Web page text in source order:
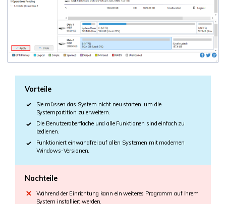
Vorteile
Sie müssen das System nicht neu starten, um die
Systempartition zu erweitern.
Die Benutzeroberfläche und alle Funktionen sind einfach zu
bedienen.
Funktioniert einwandfrei auf allen Systemen mit modernen
Windows-Versionen.
Nachteile
Während der Einrichtung kann ein weiteres Programm auf Ihrem
System installiert werden.